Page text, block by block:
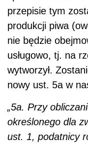
przepisie tym
produkcji piwa
nie będzie
usługowo, tj. na
wytworzył.
nowy ust. 5a w
„5a. Przy
określonego dla
ust. 1, podatnicy